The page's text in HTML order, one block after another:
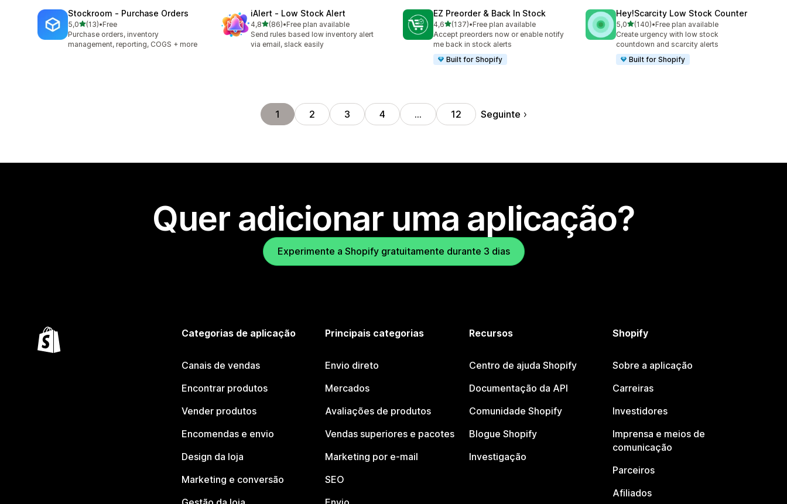
Stockroom ‑ Purchase Orders
5,0de 5 estrelas
(13)
13 total de avaliações
•Free
Purchase orders, inventory
management, reporting, COGS + more
iAlert ‑ Low Stock Alert
4,8de 5 estrelas
(86)
86 total de avaliações
•Free plan available
Send rules based low inventory alert
via email, slack easily
EZ Preorder & Back In Stock
4,6de 5 estrelas
(137)
137 total de avaliações
•Free plan available
Accept preorders now or enable notify
me back in stock alerts
Built for Shopify
Hey!Scarcity Low Stock Counter
5,0de 5 estrelas
(140)
140 total de avaliações
•Free plan available
Create urgency with low stock
countdown and scarcity alerts
Built for Shopify
1 2 3 4 … 12 Seguinte
Quer adicionar uma aplicação?
Experimente a Shopify gratuitamente durante 3 dias
Categorias de aplicação
Canais de vendas
Encontrar produtos
Vender produtos
Encomendas e envio
Design da loja
Marketing e conversão
Principais categorias
Envio direto
Mercados
Avaliações de produtos
Vendas superiores e pacotes
Marketing por e-mail
SEO
Recursos
Centro de ajuda Shopify
Documentação da API
Comunidade Shopify
Blogue Shopify
Investigação
Shopify
Sobre a aplicação
Carreiras
Investidores
Imprensa e meios de
comunicação
Parceiros
Afiliados